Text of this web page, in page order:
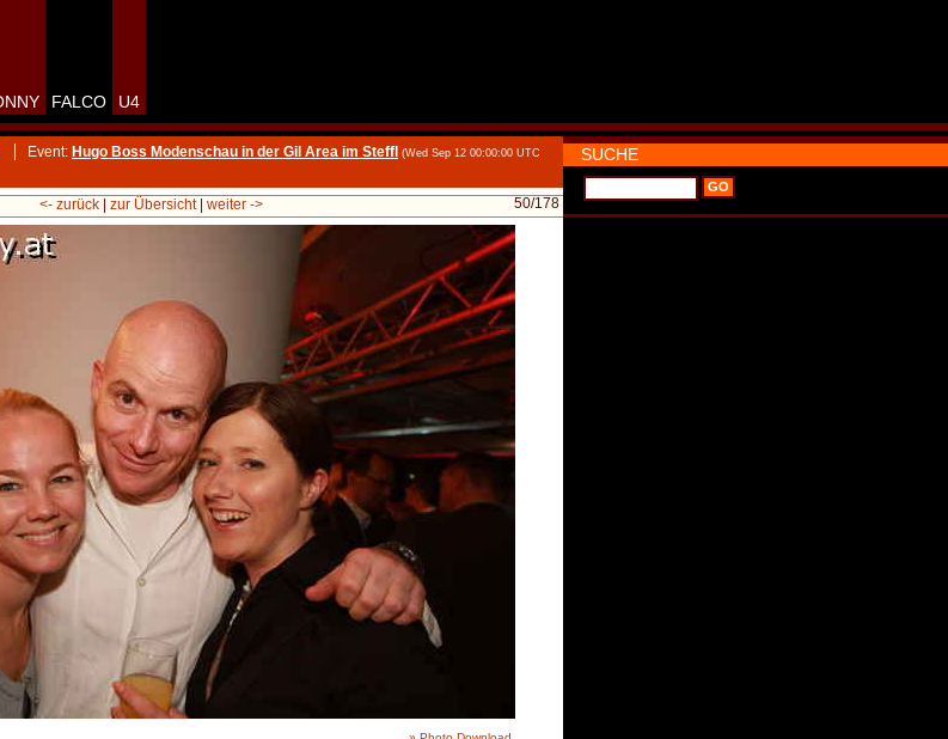
FALCO U4
Event: Hugo Boss Modenschau in der Gil Area im Steffl (Wed Sep 12 00:00:00 UTC
50/178
<- zurück| zur Übersicht| weiter ->
SUCHE